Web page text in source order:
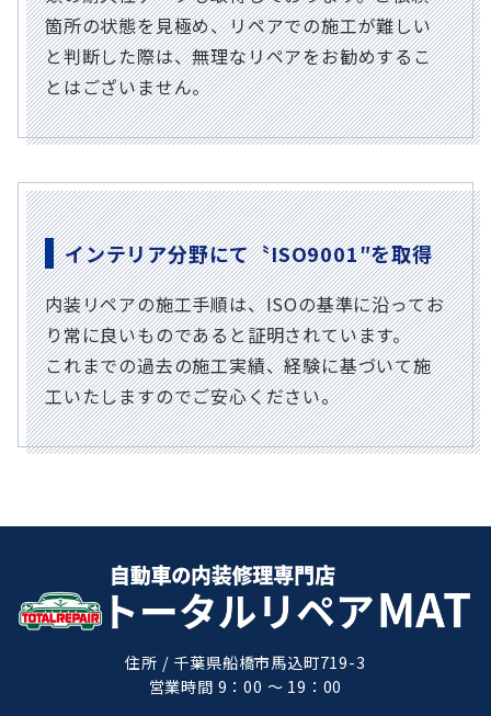
箇所の状態を見極め、リペアでの施工が難しい
と判断した際は、無理なリペアをお勧めするこ
とはございません。
インテリア分野にて〝ISO9001″を取得
内装リペアの施工手順は、ISOの基準に沿ってお
り常に良いものであると証明されています。
これまでの過去の施工実績、経験に基づいて施
工いたしますのでご安心ください。
住所 / 千葉県船橋市馬込町719-3
営業時間 9：00 ～ 19：00